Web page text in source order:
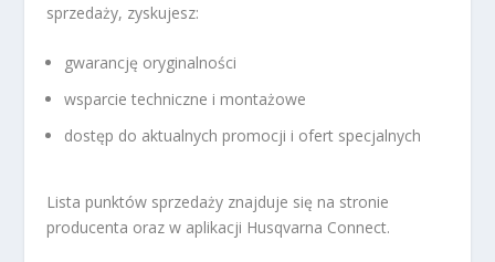
sprzedaży, zyskujesz:
gwarancję oryginalności
wsparcie techniczne i montażowe
dostęp do aktualnych promocji i ofert specjalnych
Lista punktów sprzedaży znajduje się na stronie
producenta oraz w aplikacji Husqvarna Connect.